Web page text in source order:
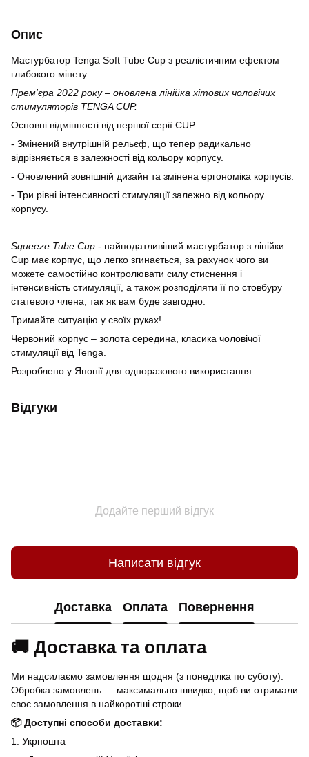
Опис
Мастурбатор Tenga Soft Tube Cup з реалістичним ефектом
глибокого мінету
Прем'єра 2022 року – оновлена лінійка хітових чоловічих
стимуляторів TENGA CUP.
Основні відмінності від першої серії CUP:
- Змінений внутрішній рельєф, що тепер радикально
відрізняється в залежності від кольору корпусу.
- Оновлений зовнішній дизайн та змінена ергономіка корпусів.
- Три рівні інтенсивності стимуляції залежно від кольору
корпусу.
Squeeze Tube Cup - найподатливіший мастурбатор з лінійки
Cup має корпус, що легко згинається, за рахунок чого ви
можете самостійно контролювати силу стиснення і
інтенсивність стимуляції, а також розподіляти її по стовбуру
статевого члена, так як вам буде завгодно.
Тримайте ситуацію у своїх руках!
Червоний корпус – золота середина, класика чоловічої
стимуляції від Tenga.
Розроблено у Японії для одноразового використання.
Відгуки
Додайте перший відгук
Написати відгук
Доставка Оплата Повернення
🚚 Доставка та оплата
Ми надсилаємо замовлення щодня (з понеділка по суботу).
Обробка замовлень — максимально швидко, щоб ви отримали
своє замовлення в найкоротші строки.
📦 Доступні способи доставки:
1. Укрпошта